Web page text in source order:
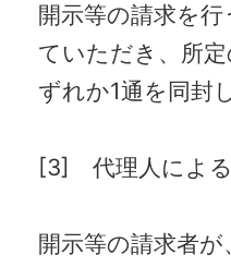
開示等の請求を
ていただき、所
ずれか1通を同封
[3] 代理人によ
開示等の請求者